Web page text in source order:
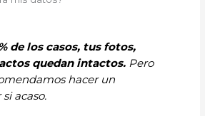
de los casos, tus fotos,
quedan intactos.Pero
hacer un
acaso.